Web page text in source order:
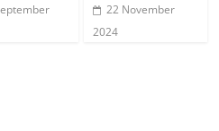
22 November
2024